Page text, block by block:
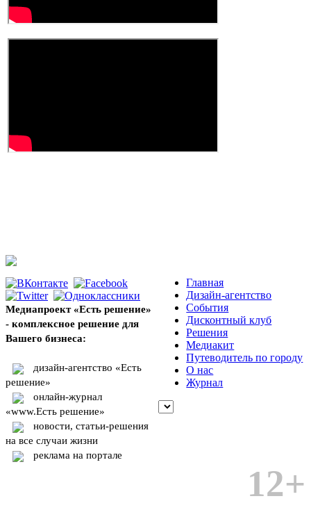
Медиапроект «Есть решение»
- комплексное решение для
Вашего бизнеса:
дизайн-агентство «Есть
решение»
онлайн-журнал
«www.Есть решение»
новости, статьи-решения
на все случаи жизни
реклама на портале
Главная
Дизайн-агентство
События
Дисконтный клуб
Решения
Медиакит
Путеводитель по городу
О нас
Журнал
12+